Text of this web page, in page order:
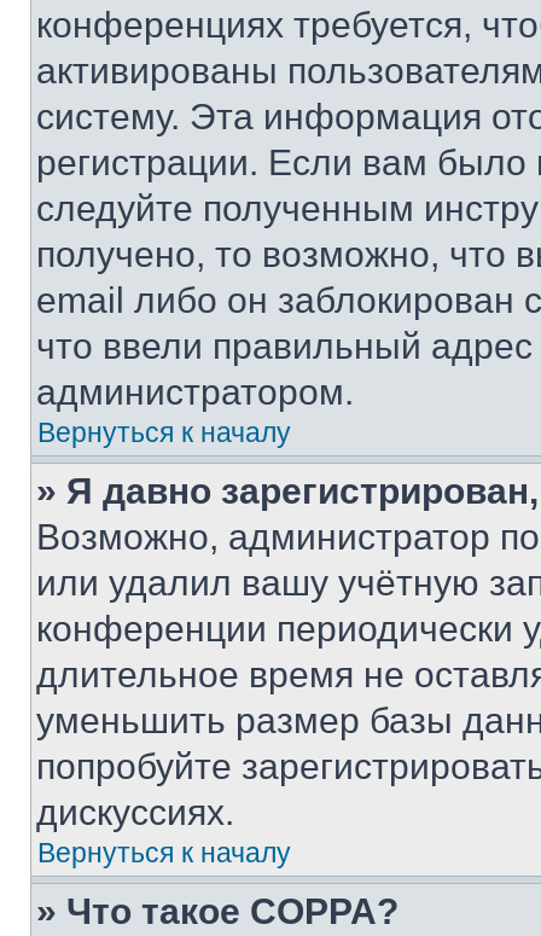
конференциях требуется,
активированы
систему. Эта информация
регистрации. Если вам
следуйте полученным
получено, то возможно, что
email либо он
что ввели правильный адрес
администратором.
Вернуться к началу
» Я давно
Возможно, администратор
или удалил вашу учётную
конференции периодически
длительное время не
уменьшить размер базы
попробуйте
дискуссиях.
Вернуться к началу
» Что такое COPPA?